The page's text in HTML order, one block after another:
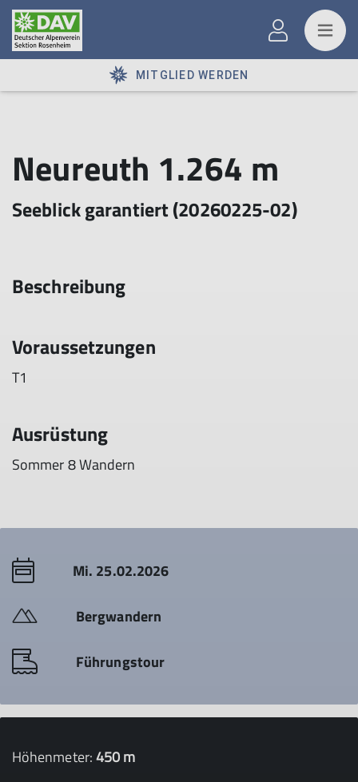
MITGLIED WERDEN
Neureuth 1.264 m
Seeblick garantiert (20260225-02)
Beschreibung
Voraussetzungen
T1
Ausrüstung
Sommer 8 Wandern
Mi. 25.02.2026
Bergwandern
Führungstour
Höhenmeter:450 m